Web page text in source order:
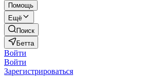
Помощь
Ещё
Поиск
Бетта
Войти
Войти
Зарегистрироваться